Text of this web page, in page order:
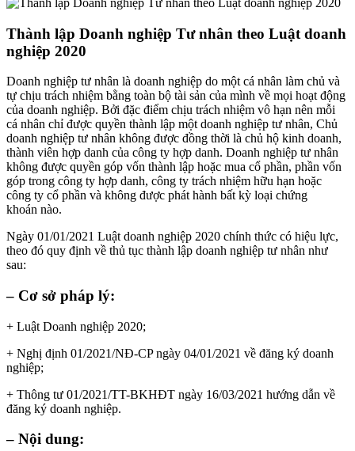
Thành lập Doanh nghiệp Tư nhân theo Luật doanh
nghiệp 2020
Doanh nghiệp tư nhân là doanh nghiệp do một cá nhân làm chủ và
tự chịu trách nhiệm bằng toàn bộ tài sản của mình về mọi hoạt động
của doanh nghiệp. Bởi đặc điểm chịu trách nhiệm vô hạn nên mỗi
cá nhân chỉ được quyền thành lập một doanh nghiệp tư nhân, Chủ
doanh nghiệp tư nhân không được đồng thời là chủ hộ kinh doanh,
thành viên hợp danh của công ty hợp danh. Doanh nghiệp tư nhân
không được quyền góp vốn thành lập hoặc mua cổ phần, phần vốn
góp trong công ty hợp danh, công ty trách nhiệm hữu hạn hoặc
công ty cổ phần và không được phát hành bất kỳ loại chứng
khoán nào.
Ngày 01/01/2021 Luật doanh nghiệp 2020 chính thức có hiệu lực,
theo đó quy định về thủ tục thành lập doanh nghiệp tư nhân như
sau:
– Cơ sở pháp lý:
+ Luật Doanh nghiệp 2020;
+ Nghị định 01/2021/NĐ-CP ngày 04/01/2021 về đăng ký doanh
nghiệp;
+ Thông tư 01/2021/TT-BKHĐT ngày 16/03/2021 hướng dẫn về
đăng ký doanh nghiệp.
– Nội dung: